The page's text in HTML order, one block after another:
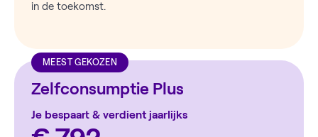
in de toekomst.
MEEST GEKOZEN
Zelfconsumptie Plus
Je bespaart & verdient jaarlijks